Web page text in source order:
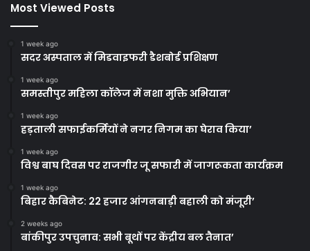
Most Viewed Posts
1 week ago
सदर अस्पताल में मिडवाइफरी डैशबोर्ड प्रशिक्षण
1 week ago
समस्तीपुर महिला कॉलेज में नशा मुक्ति अभियान’
1 week ago
हड़ताली सफाईकर्मियों ने नगर निगम का घेराव किया’
1 week ago
विश्व बाघ दिवस पर राजगीर जू सफारी में जागरूकता कार्यक्रम
1 week ago
बिहार कैबिनेट: 22 हजार आंगनबाड़ी बहाली को मंजूरी’
2 weeks ago
बांकीपुर उपचुनाव: सभी बूथों पर केंद्रीय बल तैनात’